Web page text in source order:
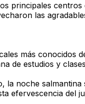
principales
las
más
de estudios y
noche
del